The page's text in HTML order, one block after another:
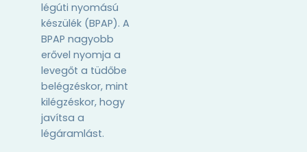
légúti nyomású
készülék (BPAP). A
BPAP nagyobb
erővel nyomja a
levegőt a tüdőbe
belégzéskor, mint
kilégzéskor, hogy
javítsa a
légáramlást.